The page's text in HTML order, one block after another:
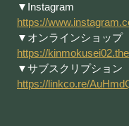
▼Instagram
https://
▼オンラインショップ
https://
▼サブスクリプション
https://linkco.re/